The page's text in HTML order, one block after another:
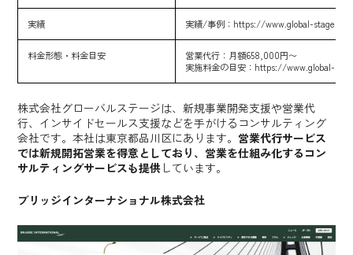
実績 実績/事例： https://www.global-
料金形態・料金目安
営業代行：月額658,000円〜
実施料金の目安： https://www.global-
株式会社グローバルステージは、新規事業開発支援や営業代
行、インサイドセールス支援などを手がけるコンサルティング
会社です。本社は東京都品川区にあります。 営業代行サービス
では新規開拓営業を得意としており、営業を仕組み化するコン
サルティングサービスも提供 しています。
ブリッジインターナショナル株式会社